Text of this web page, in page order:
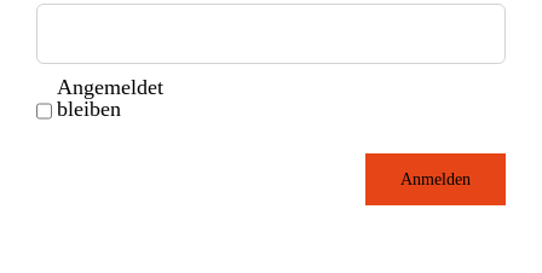
Angemeldet
bleiben
Anmelden